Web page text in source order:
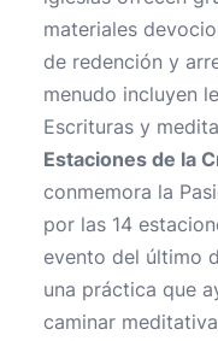
materiales
de redención y
menudo incluyen
Escrituras y
Estaciones de la
conmemora la
por las 14
evento del último
una práctica que
caminar